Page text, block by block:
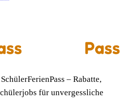
– Rabatte,
für unvergessliche